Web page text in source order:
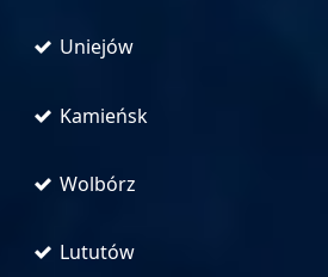
Uniejów
Kamieńsk
Wolbórz
Lututów